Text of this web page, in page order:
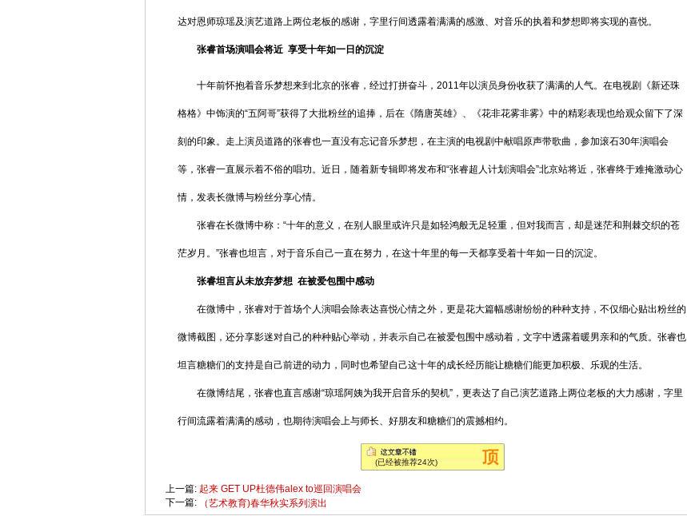
达对恩师琼瑶及演艺道路上两位老板的感谢，字里行间透露着满满的感激、对音乐的执着和梦想即将实现的喜悦。
张睿首场演唱会将近 享受十年如一日的沉淀
十年前怀抱着音乐梦想来到北京的张睿，经过打拼奋斗，2011年以演员身份收获了满满的人气。在电视剧《新还珠
格格》中饰演的“五阿哥”获得了大批粉丝的追捧，后在《隋唐英雄》、《花非花雾非雾》中的精彩表现也给观众留下了深
刻的印象。走上演员道路的张睿也一直没有忘记音乐梦想，在主演的电视剧中献唱原声带歌曲，参加滚石30年演唱会
等，张睿一直展示着不俗的唱功。近日，随着新专辑即将发布和“张睿超人计划演唱会”北京站将近，张睿终于难掩激动心
情，发表长微博与粉丝分享心情。
张睿在长微博中称：“十年的意义，在别人眼里或许只是如轻鸿般无足轻重，但对我而言，却是迷茫和荆棘交织的苍
茫岁月。”张睿也坦言，对于音乐自己一直在努力，在这十年里的每一天都享受着十年如一日的沉淀。
张睿坦言从未放弃梦想 在被爱包围中感动
在微博中，张睿对于首场个人演唱会除表达喜悦心情之外，更是花大篇幅感谢纷纷的种种支持，不仅细心贴出粉丝的
微博截图，还分享影迷对自己的种种贴心举动，并表示自己在被爱包围中感动着，文字中透露着暖男亲和的气质。张睿也
坦言糖糖们的支持是自己前进的动力，同时也希望自己这十年的成长经历能让糖糖们能更加积极、乐观的生活。
在微博结尾，张睿也直言感谢“琼瑶阿姨为我开启音乐的契机”，更表达了自己演艺道路上两位老板的大力感谢，字里
行间流露着满满的感动，也期待演唱会上与师长、好朋友和糖糖们的震撼相约。
(已经被推荐24次)
上一篇: 起来 GET UP杜德伟alex to巡回演唱会
下一篇:
（艺术教育)春华秋实系列演出